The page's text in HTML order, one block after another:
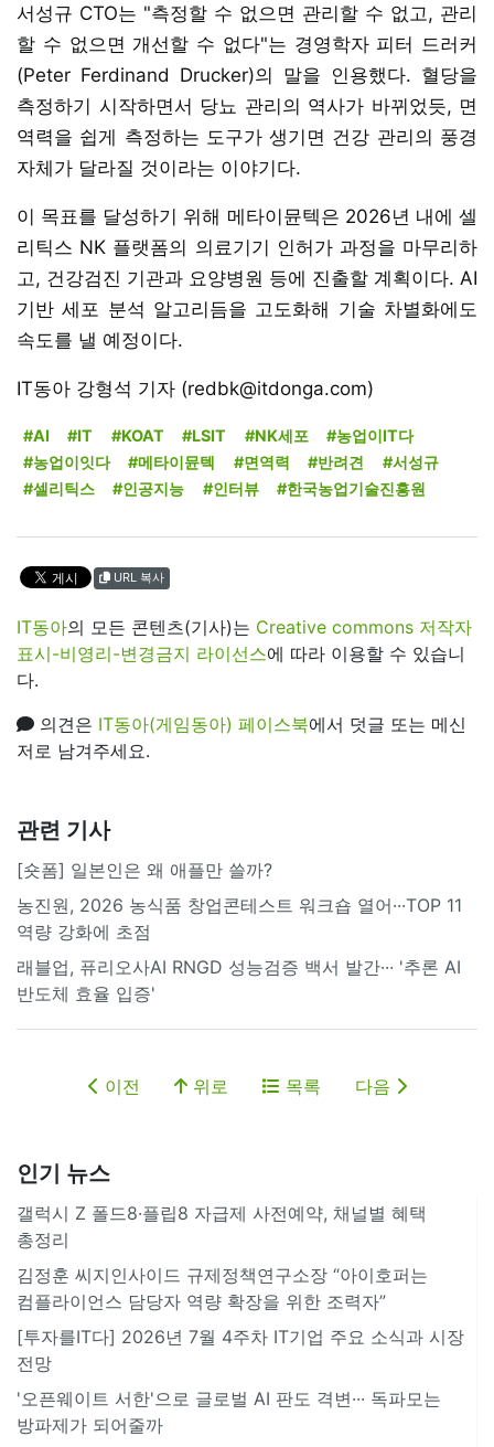
서성규 CTO는 "측정할 수 없으면 관리할 수 없고, 관리
할 수 없으면 개선할 수 없다"는 경영학자 피터 드러커
(Peter Ferdinand Drucker)의 말을 인용했다. 혈당을
측정하기 시작하면서 당뇨 관리의 역사가 바뀌었듯, 면
역력을 쉽게 측정하는 도구가 생기면 건강 관리의 풍경
자체가 달라질 것이라는 이야기다.
이 목표를 달성하기 위해 메타이뮨텍은 2026년 내에 셀
리틱스 NK 플랫폼의 의료기기 인허가 과정을 마무리하
고, 건강검진 기관과 요양병원 등에 진출할 계획이다. AI
기반 세포 분석 알고리듬을 고도화해 기술 차별화에도
속도를 낼 예정이다.
IT동아 강형석 기자 (redbk@itdonga.com)
#AI #IT #KOAT #LSIT #NK세포
#농업이IT다
#농업이잇다
#메타이뮨텍 #면역력 #반려견
#서성규
#셀리틱스
#인공지능 #인터뷰 #한국농업기술진흥원
URL 복사
IT동아의 모든 콘텐츠(기사)는 Creative commons 저작자
표시-비영리-변경금지 라이선스에 따라 이용할 수 있습니
다.
의견은 IT동아(게임동아) 페이스북에서 덧글 또는 메신
저로 남겨주세요.
관련 기사
[숏폼] 일본인은 왜 애플만 쓸까?
농진원, 2026 농식품 창업콘테스트 워크숍 열어···TOP 11
역량 강화에 초점
래블업, 퓨리오사AI RNGD 성능검증 백서 발간··· '추론 AI
반도체 효율 입증'
이전 위로 목록 다음
인기 뉴스
갤럭시 Z 폴드8·플립8 자급제 사전예약, 채널별 혜택
총정리
김정훈 씨지인사이드 규제정책연구소장 “아이호퍼는
컴플라이언스 담당자 역량 확장을 위한 조력자”
[투자를IT다] 2026년 7월 4주차 IT기업 주요 소식과 시장
전망
'오픈웨이트 서한'으로 글로벌 AI 판도 격변··· 독파모는
방파제가 되어줄까